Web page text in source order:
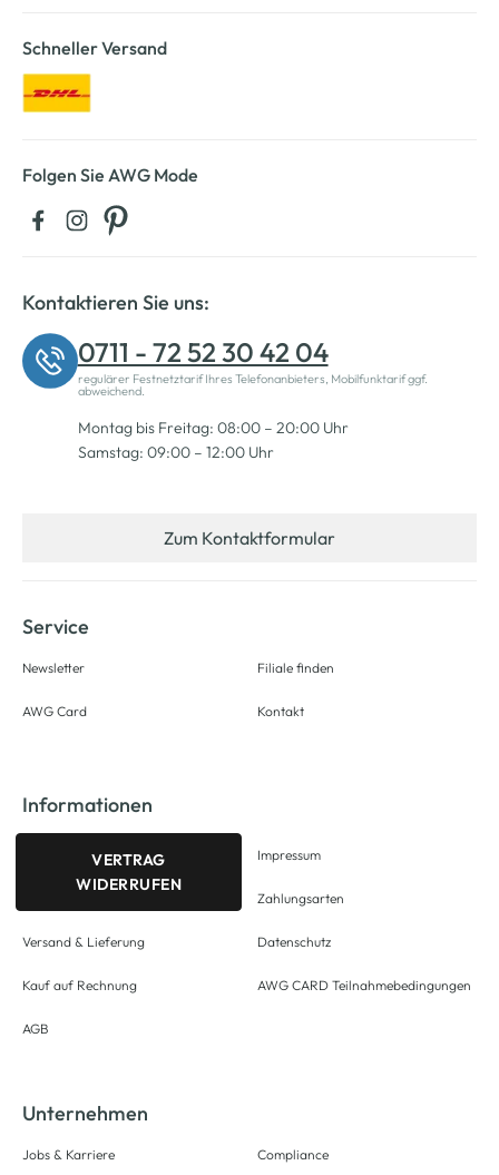
Schneller Versand
Folgen Sie AWG Mode
Kontaktieren Sie uns:
0711 - 72 52 30 42 04
regulärer Festnetztarif Ihres Telefonanbieters, Mobilfunktarif ggf.
abweichend.
Montag bis Freitag: 08:00 – 20:00 Uhr
Samstag: 09:00 – 12:00 Uhr
Zum Kontaktformular
Service
Newsletter
AWG Card
Filiale finden
Kontakt
Informationen
VERTRAG
WIDERRUFEN
Versand & Lieferung
Kauf auf Rechnung
AGB
Impressum
Zahlungsarten
Datenschutz
AWG CARD Teilnahmebedingungen
Unternehmen
Jobs & Karriere Compliance